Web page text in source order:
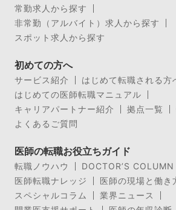
常勤求人から探す
非常勤（アルバイト）求人から探す
スポット求人から探す
初めての方へ
サービス紹介
はじめて転職される方
はじめての医師転職マニュアル
キャリアパートナー紹介
拠点一覧
よくあるご質問
医師の転職お役立ちガイド
転職ノウハウ
DOCTOR’S COLUMN
医師転職ナレッジ
医師の現場と働き
スペシャルコラム
業界ニュース